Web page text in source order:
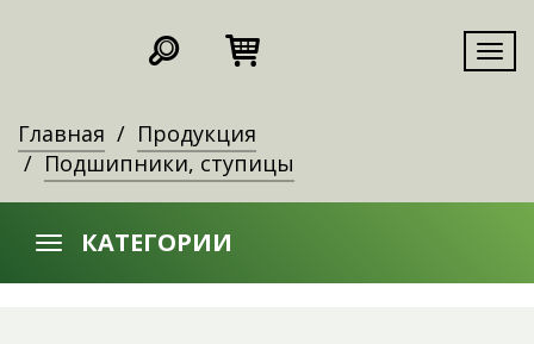
Главная
Продукция
Подшипники, ступицы
КАТЕГОРИИ